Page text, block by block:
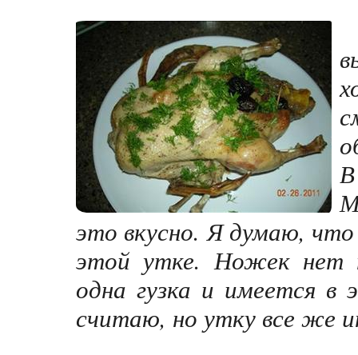
это вкусно. Я думаю,
этой утке. Ножек нет
одна гузка и имеется
считаю, но утку все же